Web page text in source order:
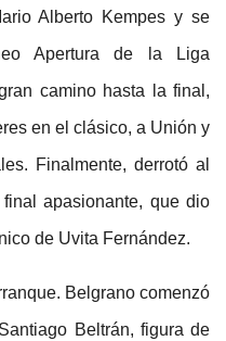
Alberto Kempes y se
Apertura de la Liga
camino hasta la final,
en el clásico, a Unión y
Finalmente, derrotó al
apasionante, que dio
de Uvita Fernández.
Belgrano comenzó
Beltrán, figura de